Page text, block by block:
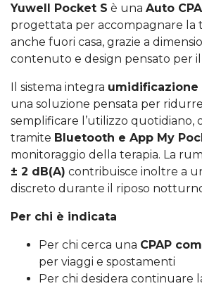
Yuwell Pocket S è una Auto
progettata per accompagnare la
anche fuori casa, grazie a
contenuto e design pensato per il
Il sistema integra umidificazione
una soluzione pensata per
semplificare l’utilizzo quotidiano,
tramite Bluetooth e App My
monitoraggio della terapia. La
± 2 dB(A) contribuisce inoltre a
discreto durante il riposo
Per chi è indicata
Per chi cerca una CPAP
per viaggi e spostamenti
Per chi desidera continuare